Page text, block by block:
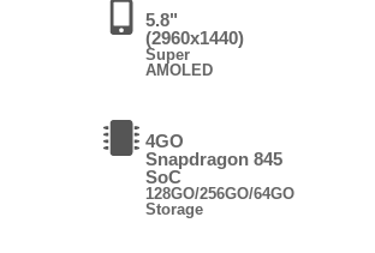
5.8"
(2960x1440)
Super
AMOLED
4GO
Snapdragon 845
SoC
128GO/256GO/64GO
Storage